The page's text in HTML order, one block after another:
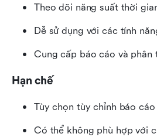
Theo dõi năng suất thời
Dễ sử dụng với các tính
Cung cấp báo cáo và phân
Hạn chế
Tùy chọn tùy chỉnh báo cáo
Có thể không phù hợp với